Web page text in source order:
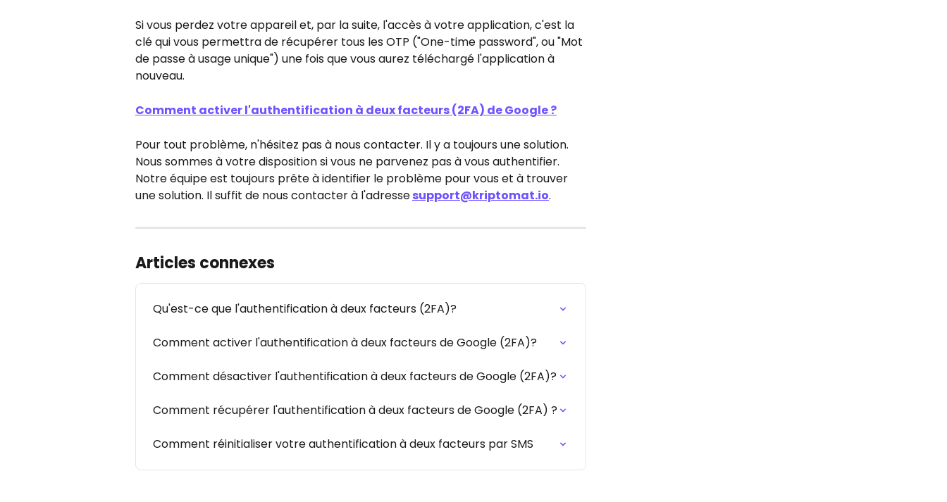
Si vous perdez votre appareil et, par la suite, l'accès à votre application, c'est la
clé qui vous permettra de récupérer tous les OTP ("One-time password", ou "Mot
de passe à usage unique") une fois que vous aurez téléchargé l'application à
nouveau.
Comment activer l'authentification à deux facteurs (2FA) de Google ?
Pour tout problème, n'hésitez pas à nous contacter. Il y a toujours une solution.
Nous sommes à votre disposition si vous ne parvenez pas à vous authentifier.
Notre équipe est toujours prête à identifier le problème pour vous et à trouver
une solution. Il suffit de nous contacter à l'adressesupport@kriptomat.io.
Articles connexes
Qu'est-ce que l'authentification à deux facteurs (2FA)?
Comment activer l'authentification à deux facteurs de Google (2FA)?
Comment désactiver l'authentification à deux facteurs de Google (2FA)?
Comment récupérer l'authentification à deux facteurs de Google (2FA) ?
Comment réinitialiser votre authentification à deux facteurs par SMS